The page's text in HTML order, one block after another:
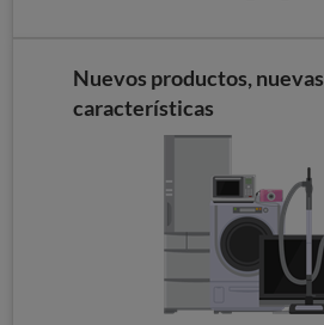
Nuevos productos, nuevas
características